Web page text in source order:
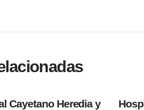
MAY
Cayetano Heredia y